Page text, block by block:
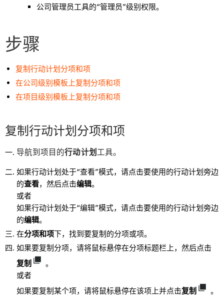
公司管理员工具的“管理员”级别权限。
步骤
复制行动计划分项和项
在公司级别模板上复制分项和项
在项目级别模板上复制分项和项
复制行动计划分项和项
导航到项目的行动计划 工具。
如果行动计划处于“查看”模式，请点击要使用的行动计划旁边
的查看，然后点击编辑。
或者
如果行动计划处于“编辑”模式，请点击要使用的行动计划旁边
的编辑。
在分项和项下，找到要复制的分项或项。
如果要复制分项，请将鼠标悬停在分项标题栏上，然后点击
复制
。
或者
如果要复制某个项，请将鼠标悬停在该项上并点击复制
。